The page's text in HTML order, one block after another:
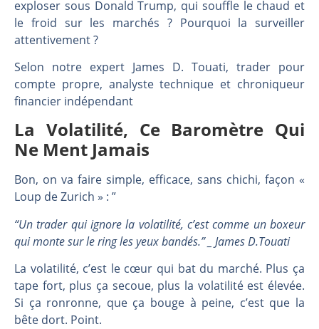
Une inertie haussière qui ralentit | Antoine Quesada – Chrono CAC
WTI : Explosion mais réserves au plus bas | Denis Desclos – Market Movers
exploser sous Donald Trump, qui souffle le chaud et
le froid sur les marchés ? Pourquoi la surveiller
attentivement ?
Selon notre expert James D. Touati, trader pour
compte propre, analyste technique et chroniqueur
financier indépendant
La Volatilité, Ce Baromètre Qui
Ne Ment Jamais
Bon, on va faire simple, efficace, sans chichi, façon «
Loup de Zurich » : ”
“Un trader qui ignore la volatilité, c’est comme un boxeur
qui monte sur le ring les yeux bandés.” _ James D.Touati
La volatilité, c’est le cœur qui bat du marché. Plus ça
tape fort, plus ça secoue, plus la volatilité est élevée.
Si ça ronronne, que ça bouge à peine, c’est que la
bête dort. Point.